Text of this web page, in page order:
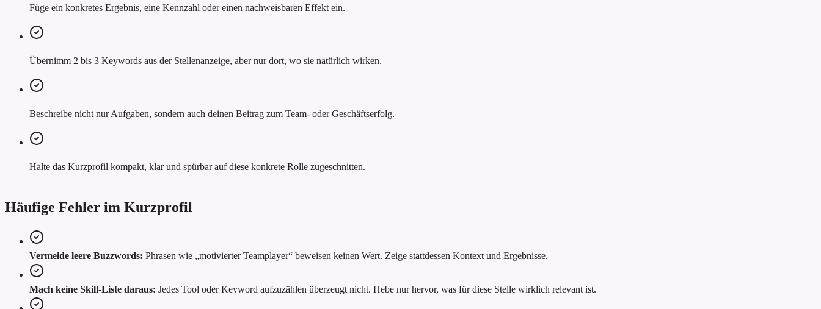
Füge ein konkretes Ergebnis, eine Kennzahl oder einen nachweisbaren Effekt ein.
Übernimm 2 bis 3 Keywords aus der Stellenanzeige, aber nur dort, wo sie natürlich wirken.
Beschreibe nicht nur Aufgaben, sondern auch deinen Beitrag zum Team- oder Geschäftserfolg.
Halte das Kurzprofil kompakt, klar und spürbar auf diese konkrete Rolle zugeschnitten.
Häufige Fehler im Kurzprofil
Vermeide leere Buzzwords: Phrasen wie „motivierter Teamplayer“ beweisen keinen Wert. Zeige stattdessen Kontext und Ergebnisse.
Mach keine Skill-Liste daraus: Jedes Tool oder Keyword aufzuzählen überzeugt nicht. Hebe nur hervor, was für diese Stelle wirklich relevant ist.